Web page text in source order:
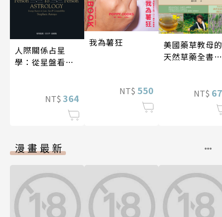
人際關係占星
學：從星盤看見
NT$ 364
我為薯狂
NT$ 550
美國藥草教母的
天然草藥全書
NT$
漫畫最新